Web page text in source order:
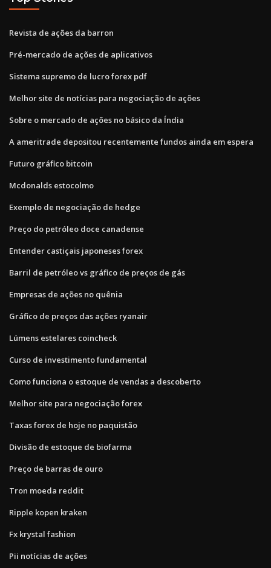
Revista de ações da barron
Pré-mercado de ações de aplicativos
Sistema supremo de lucro forex pdf
Melhor site de notícias para negociação de ações
Sobre o mercado de ações no básico da Índia
A ameritrade depositou recentemente fundos ainda em espera
Futuro gráfico bitcoin
Mcdonalds estocolmo
Exemplo de negociação de hedge
Preço do petróleo doce canadense
Entender castiçais japoneses forex
Barril de petróleo vs gráfico de preços de gás
Empresas de ações no quênia
Gráfico de preços das ações ryanair
Lúmens estelares coincheck
Curso de investimento fundamental
Como funciona o estoque de vendas a descoberto
Melhor site para negociação forex
Taxas forex de hoje no paquistão
Divisão de estoque de biofarma
Preço de barras de ouro
Tron moeda reddit
Ripple kopen kraken
Fx krystal fashion
Pii notícias de ações